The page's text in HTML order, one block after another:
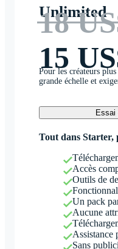
Unlimited
18
15
Pour les créateurs
grande échelle et
Essai
Tout dans Starter,
Accès
Outils de
Un pack
Aucune
Assistance
Sans